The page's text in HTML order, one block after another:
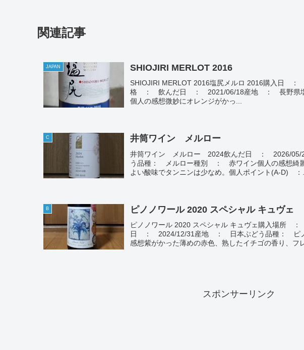
関連記事
JAPAN SHIOJIRI MERLOT 2016
SHIOJIRI MERLOT 2016塩尻メルロ 2016購入日
格 ： 飲んだ日 ： 2021/06/18産地 ： 長野県塩
個人の感想微妙にオレンジがかっ...
C 井筒ワイン メルロー
井筒ワイン メルロー 2024飲んだ日 ： 2026/
う品種： メルロー種別 ： 赤ワイン個人の感想綺
よい酸味でタンニンは少なめ。個人ポイント(A-D) ：
B ピノノワール 2020 スペシャル キュヴェ
ピノノワール 2020 スペシャル キュヴェ購入場所
日 ： 2024/12/31産地 ： 日本ぶどう品種： ピ
感想紫がかった薄めの赤色、熟したイチゴの香り、フ
スポンサーリンク